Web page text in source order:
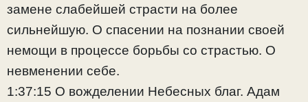
замене слабейшей страсти на более
сильнейшую. О спасении на познании своей
немощи в процессе борьбы со страстью. О
невменении себе.
1:37:15 О вожделении Небесных благ. Адам